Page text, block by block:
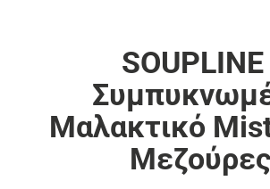
SOUPLINE
Μαλακτικό
Μεζούρες